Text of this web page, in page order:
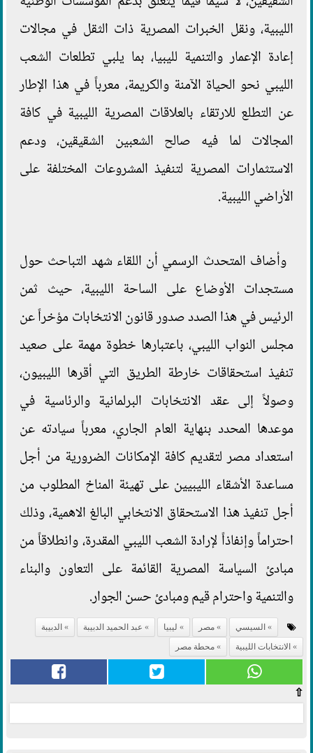
الليبية، ونقل الخبرات المصرية ذات الثقل في مجالات
إعادة الإعمار والتنمية لليبيا، بما يلبي تطلعات الشعب
الليبي نحو الحياة الآمنة والكريمة، معرباً في هذا الإطار
عن التطلع للارتقاء بالعلاقات المصرية الليبية في كافة
المجالات لما فيه صالح الشعبين الشقيقين، ودعم
الاستثمارات المصرية لتنفيذ المشروعات المختلفة على
الأراضي الليبية.
وأضاف المتحدث الرسمي أن اللقاء شهد التباحث حول
مستجدات الأوضاع على الساحة الليبية، حيث ثمن
الرئيس في هذا الصدد صدور قانون الانتخابات مؤخراً عن
مجلس النواب الليبي، باعتبارها خطوة مهمة على صعيد
تنفيذ استحقاقات خارطة الطريق التي أقرها الليبيون،
وصولاً إلى عقد الانتخابات البرلمانية والرئاسية في
موعدها المحدد بنهاية العام الجاري، معرباً سيادته عن
استعداد مصر لتقديم كافة الإمكانات الضرورية من أجل
مساعدة الأشقاء الليبيين على تهيئة المناخ المطلوب من
أجل تنفيذ هذا الاستحقاق الانتخابي البالغ الاهمية، وذلك
احتراماً وإنفاذاً لإرادة الشعب الليبي المقدرة، وانطلاقاً من
مبادئ السياسة المصرية القائمة على التعاون والبناء
والتنمية واحترام قيم ومبادئ حسن الجوار.
السيسي مصر ليبيا عبد الحميد الدبيبة
الدبيبة
الانتخابات الليبية
محطة مصر
⇧